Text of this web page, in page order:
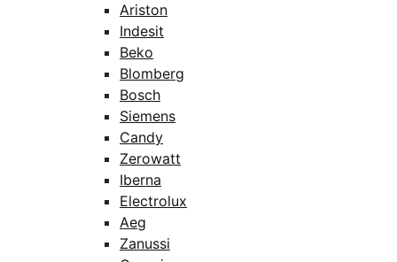
Ariston
Indesit
Beko
Blomberg
Bosch
Siemens
Candy
Zerowatt
Iberna
Electrolux
Aeg
Zanussi